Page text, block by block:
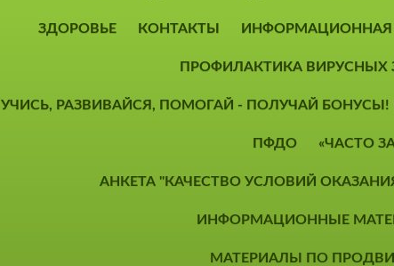
ЗДОРОВЬЕ КОНТАКТЫ ИНФОРМАЦИОННАЯ
ПРОФИЛАКТИКА ВИРУСНЫХ
УЧИСЬ, РАЗВИВАЙСЯ, ПОМОГАЙ - ПОЛУЧАЙ
ПФДО «ЧАСТО
АНКЕТА "КАЧЕСТВО УСЛОВИЙ
ИНФОРМАЦИОННЫЕ
МАТЕРИАЛЫ ПО